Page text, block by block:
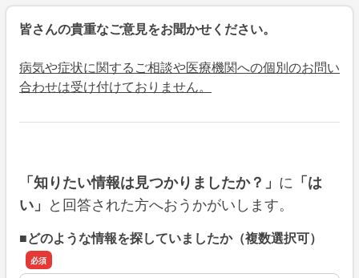
皆さんの貴重なご意見をお聞かせください。
病気や症状に関するご相談や医療機関への個別のお問い
合わせは受け付けておりません。
「知りたい情報は見つかりましたか？」 に 「は
い」 と回答された方へおうかがいします。
■どのような情報を探していましたか（複数選択可）